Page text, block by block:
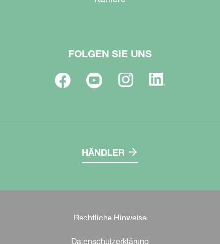
FOLGEN SIE UNS
HÄNDLER
Rechtliche Hinweise
Datenschutzerklärung